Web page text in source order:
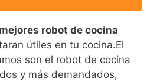
robot de cocina
útiles en tu cocina.El
son el robot de cocina
y más demandados,